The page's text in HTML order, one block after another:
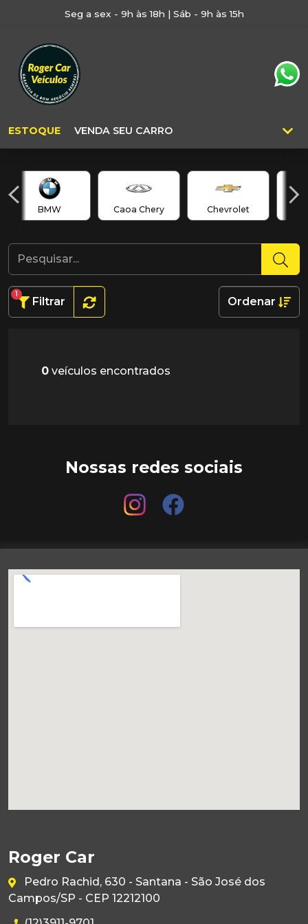
Seg a sex - 9h às 18h | Sáb - 9h às 15h
ESTOQUE VENDA SEU CARRO
BMW Caoa Chery Chevrolet
Filtrar
1
Ordenar
0 veículos encontrados
Nossas redes sociais
Roger Car
Pedro Rachid, 630 - Santana - São José dos
Campos/SP - CEP 12212100